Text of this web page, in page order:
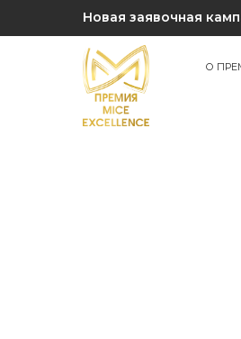
Новая заявочная
О